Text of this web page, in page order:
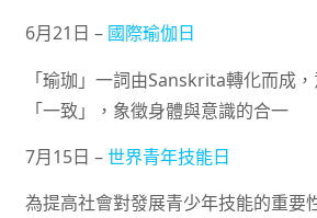
6月21日 – 國際瑜伽日
「瑜珈」一詞由Sanskrita轉化而成
「一致」，象徵身體與意識的合一
7月15日 –世界青年技能日
為提高社會對發展青少年技能的重要